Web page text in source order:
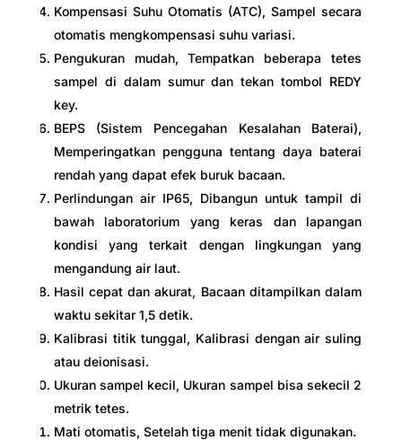
Kompensasi Suhu Otomatis (ATC), Sampel secara
otomatis mengkompensasi suhu variasi.
Pengukuran mudah, Tempatkan beberapa tetes
sampel di dalam sumur dan tekan tombol REDY
key.
BEPS (Sistem Pencegahan Kesalahan Baterai),
Memperingatkan pengguna tentang daya baterai
rendah yang dapat efek buruk bacaan.
Perlindungan air IP65, Dibangun untuk tampil di
bawah laboratorium yang keras dan lapangan
kondisi yang terkait dengan lingkungan yang
mengandung air laut.
Hasil cepat dan akurat, Bacaan ditampilkan dalam
waktu sekitar 1,5 detik.
Kalibrasi titik tunggal, Kalibrasi dengan air suling
atau deionisasi.
Ukuran sampel kecil, Ukuran sampel bisa sekecil 2
metrik tetes.
Mati otomatis, Setelah tiga menit tidak digunakan.